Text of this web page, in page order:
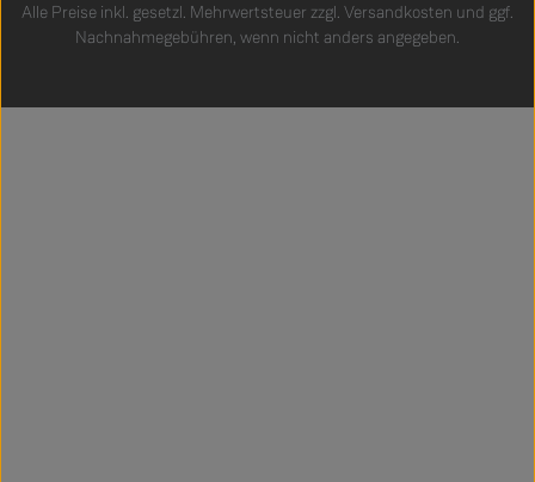
Alle Preise inkl. gesetzl. Mehrwertsteuer zzgl. Versandkosten und ggf.
Nachnahmegebühren, wenn nicht anders angegeben.